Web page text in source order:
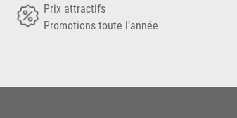
Prix attractifs
Promotions toute l’année